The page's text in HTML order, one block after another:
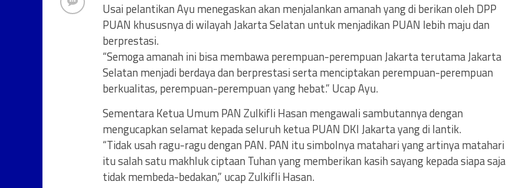
Usai pelantikan Ayu menegaskan akan menjalankan amanah yang di berikan oleh DPP
PUAN khususnya di wilayah Jakarta Selatan untuk menjadikan PUAN lebih maju dan
berprestasi.
“Semoga amanah ini bisa membawa perempuan-perempuan Jakarta terutama Jakarta
Selatan menjadi berdaya dan berprestasi serta menciptakan perempuan-perempuan
berkualitas, perempuan-perempuan yang hebat.” Ucap Ayu.
Sementara Ketua Umum PAN Zulkifli Hasan mengawali sambutannya dengan
mengucapkan selamat kepada seluruh ketua PUAN DKI Jakarta yang di lantik.
“Tidak usah ragu-ragu dengan PAN. PAN itu simbolnya matahari yang artinya matahari
itu salah satu makhluk ciptaan Tuhan yang memberikan kasih sayang kepada siapa saja
tidak membeda-bedakan,” ucap Zulkifli Hasan.